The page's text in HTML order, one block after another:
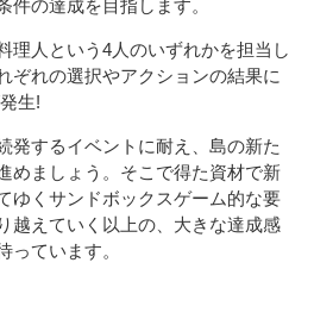
件の達成を目指します。
人という4人のいずれかを担当し
ぞれの選択やアクションの結果に
生!
するイベントに耐え、島の新た
めましょう。そこで得た資材で新
ゆくサンドボックスゲーム的な要
越えていく以上の、大きな達成感
っています。